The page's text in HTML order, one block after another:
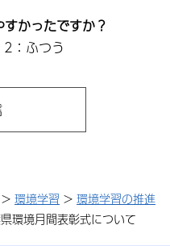
かったですか？
2：ふつう
> 環境学習 > 環境学習の推進
環境月間表彰式について